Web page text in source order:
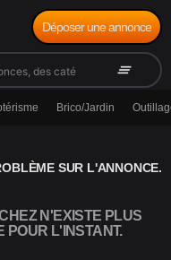
clear_all
Déposer une annonce
Brico/Jardin
SUR L'ANNONCE.
N'EXISTE PLUS
POUR L'INSTANT.